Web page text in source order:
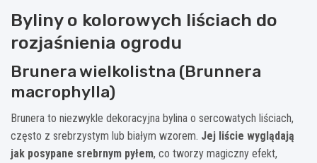
Byliny o kolorowych liściach do
rozjaśnienia ogrodu
Brunera wielkolistna (Brunnera
macrophylla)
Brunera to niezwykle dekoracyjna bylina o sercowatych liściach,
często z srebrzystym lub białym wzorem. Jej liście wyglądają
jak posypane srebrnym pyłem, co tworzy magiczny efekt,